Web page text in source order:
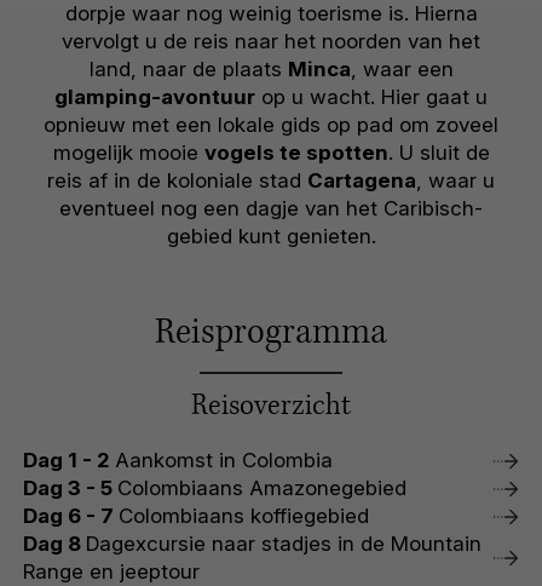
dorpje waar nog weinig toerisme is. Hierna
vervolgt u de reis naar het noorden van het
land, naar de plaats Minca, waar een
glamping-avontuur op u wacht. Hier gaat u
opnieuw met een lokale gids op pad om zoveel
mogelijk mooie vogels te spotten. U sluit de
reis af in de koloniale stad Cartagena, waar u
eventueel nog een dagje van het Caribisch-
gebied kunt genieten.
Reisprogramma
Reisoverzicht
Dag 1 - 2 Aankomst in Colombia
Dag 3 - 5 Colombiaans Amazonegebied
Dag 6 - 7 Colombiaans koffiegebied
Dag 8 Dagexcursie naar stadjes in de Mountain
Range en jeeptour